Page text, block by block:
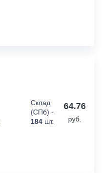
Склад
(СПб) -
184 шт.
64.76
руб.